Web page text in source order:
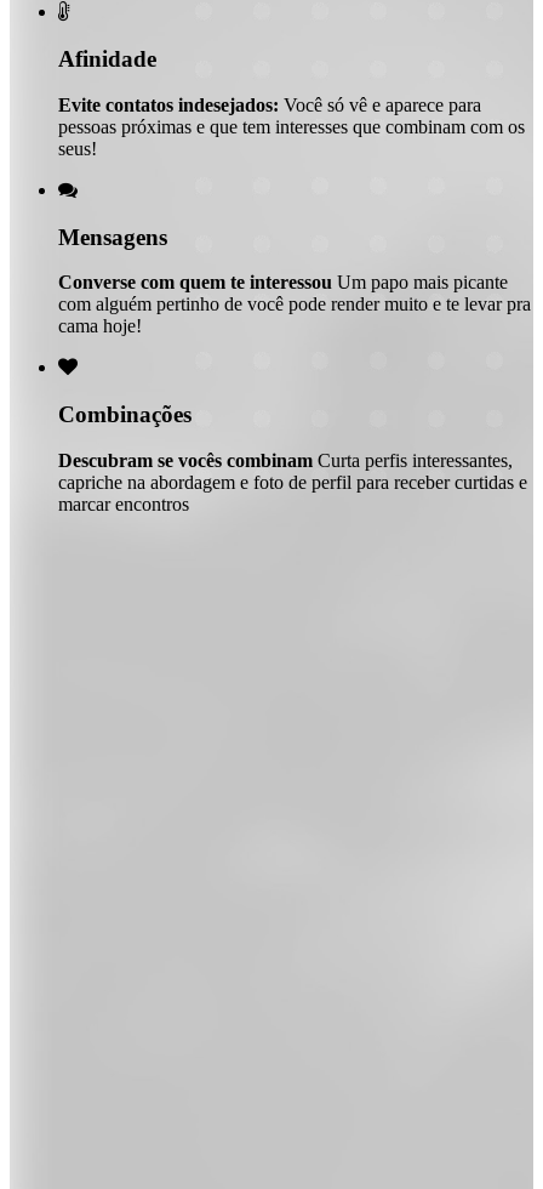

Afinidade
Evite contatos indesejados: Você só vê e aparece para
pessoas próximas e que tem interesses que combinam com os
seus!

Mensagens
Converse com quem te interessou Um papo mais picante
com alguém pertinho de você pode render muito e te levar pra
cama hoje!

Combinações
Descubram se vocês combinam Curta perfis interessantes,
capriche na abordagem e foto de perfil para receber curtidas e
marcar encontros